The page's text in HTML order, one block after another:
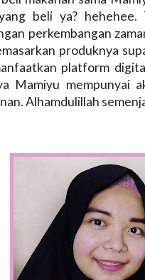
beli ya? hehehee.
perkembangan
produknya
platform
Mamiyu mempunyai
Alhamdulillah